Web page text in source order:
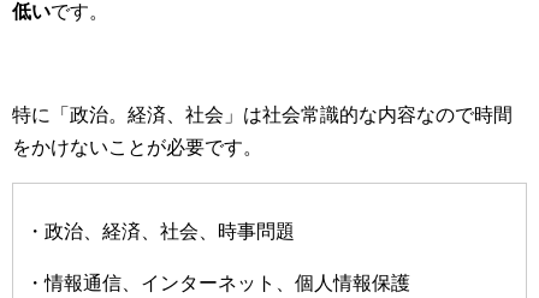
低いです。
特に「政治。経済、社会」は社会常識的な内容なので時間
をかけないことが必要です。
・政治、経済、社会、時事問題
・情報通信、インターネット、個人情報保護